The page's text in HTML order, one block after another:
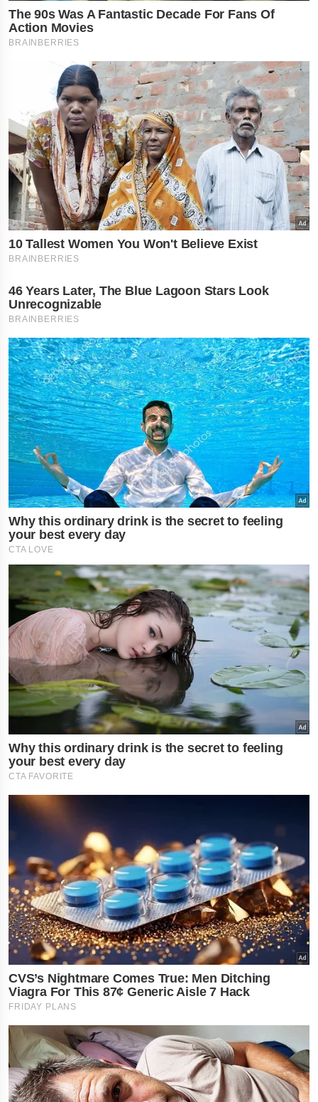
×
નોકરી-ધંધામાં પ્રગતિ... આ
રાશિના લોકોને ફળશે આજનો
દિવસ , જાણો તમારું રાશિફળ?